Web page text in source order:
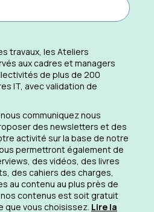
travaux, les Ateliers
aux cadres et managers
de plus de 200
IT, avec validation de
communiquez nous
des newsletters et des
activité sur la base de notre
permettront également de
des vidéos, des livres
des cahiers des charges,
au contenu au plus près de
contenus est soit gratuit
que vous choisissez. Lire la